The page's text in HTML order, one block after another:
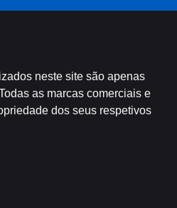
neste site são apenas
as marcas comerciais e
dos seus respetivos